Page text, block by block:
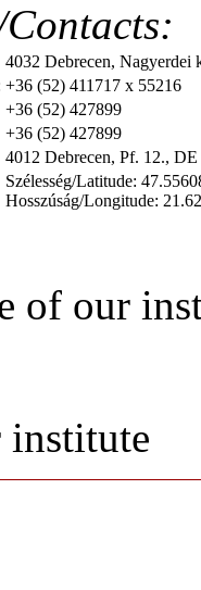
4032 Debrecen, Nagyerdei
+36 (52) 411717 x 55216
+36 (52) 427899
+36 (52) 427899
4012 Debrecen, Pf. 12.,
Szélesség/Latitude:
Hosszúság/Longitude:
of our
institute